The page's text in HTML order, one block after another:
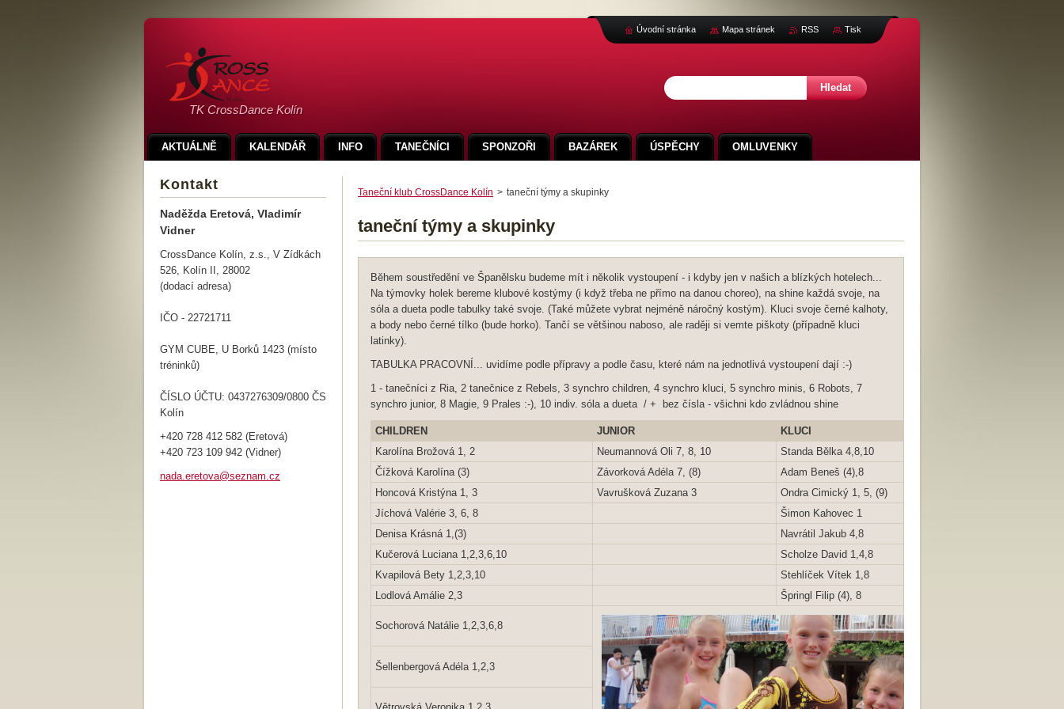
TK CrossDance Kolín
Taneční klub CrossDance Kolín > taneční týmy a skupinky
taneční týmy a skupinky
Během soustředění ve Španělsku budeme mít i několik vystoupení - i kdyby jen v našich a blízkých hotelech...
Na týmovky holek bereme klubové kostýmy (i když třeba ne přímo na danou choreo), na shine každá svoje, na
sóla a dueta podle tabulky také svoje. (Také můžete vybrat nejméně náročný kostým). Kluci svoje černé kalhoty,
a body nebo černé tílko (bude horko). Tančí se většinou naboso, ale raději si vemte piškoty (případně kluci
latinky).
TABULKA PRACOVNÍ... uvidíme podle přípravy a podle času, které nám na jednotlivá vystoupení dají :-)
1 - tanečníci z Ria, 2 tanečnice z Rebels, 3 synchro children, 4 synchro kluci, 5 synchro minis, 6 Robots, 7
synchro junior, 8 Magie, 9 Prales :-), 10 indiv. sóla a dueta / + bez čísla - všichni kdo zvládnou shine
CHILDREN JUNIOR KLUCI
Karolína Brožová 1, 2
Neumannová Oli 7, 8, 10 Standa Bělka 4,8,10
Čížková Karolína (3)
Závorková Adéla 7, (8) Adam Beneš (4),8
Honcová Kristýna 1, 3
Vavrušková Zuzana 3 Ondra Cimický 1, 5, (9)
Jíchová Valérie 3, 6, 8
Šimon Kahovec 1
Denisa Krásná 1,(3)
Navrátil Jakub 4,8
Kučerová Luciana 1,2,3,6,10
Scholze David 1,4,8
Kvapilová Bety 1,2,3,10
Stehlíček Vítek 1,8
Lodlová Amálie 2,3
Špringl Filip (4), 8
Sochorová Natálie 1,2,3,6,8
Šellenbergová Adéla 1,2,3
Kontakt
Naděžda Eretová, Vladimír
Vidner
CrossDance Kolín, z.s., V Zídkách
526, Kolín II, 28002
(dodací adresa)
IČO - 22721711
GYM CUBE, U Borků 1423 (místo
tréninků)
ČÍSLO ÚČTU: 0437276309/0800 ČS
Kolín
+420 728 412 582 (Eretová)
+420 723 109 942 (Vidner)
nada.eretova@seznam.cz
AKTUÁLNĚ KALENDÁŘ INFO TANEČNÍCI SPONZOŘI BAZÁREK ÚSPĚCHY OMLUVENKY
Úvodní stránka Mapa stránek RSS Tisk